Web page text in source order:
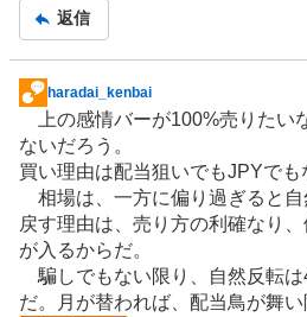
事
返信
掲
板
記
haradai_kenbai
上の感情バーが100%売りたい
ないだろう。
買い理由は配当狙いでもJPYでも
相場は、一方に偏り過ぎると自
戻す理由は、売り方の利確なり
が入るからだ。
騙しでもない限り、自然反転は
だ。月が替われば、配当鳥が舞い